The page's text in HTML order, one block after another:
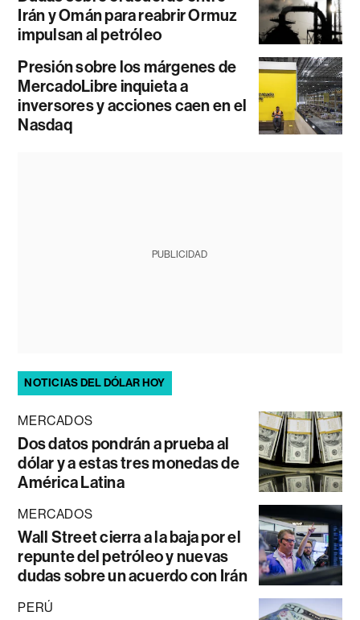
Irán y Omán para reabrir Ormuz
impulsan al petróleo
Presión sobre los márgenes de
MercadoLibre inquieta a
inversores y acciones caen en el
Nasdaq
PUBLICIDAD
NOTICIAS DEL DÓLAR HOY
MERCADOS
Dos datos pondrán a prueba al
dólar y a estas tres monedas de
América Latina
MERCADOS
Wall Street cierra a la baja por el
repunte del petróleo y nuevas
dudas sobre un acuerdo con Irán
PERÚ